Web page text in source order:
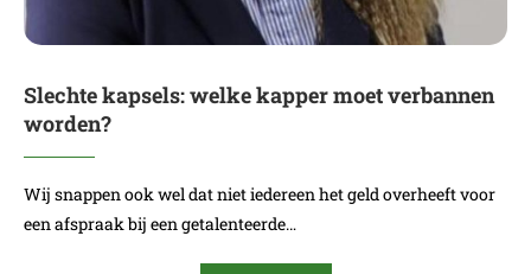
Slechte kapsels: welke kapper moet verbannen
worden?
Wij snappen ook wel dat niet iedereen het geld overheeft voor
een afspraak bij een getalenteerde…